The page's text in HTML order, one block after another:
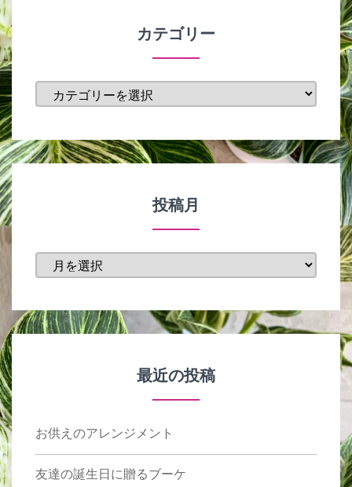
カテゴリー
テ
リ
ー
投稿月
稿
最近の投稿
お供えのアレンジメント
友達の誕生日に贈るブーケ